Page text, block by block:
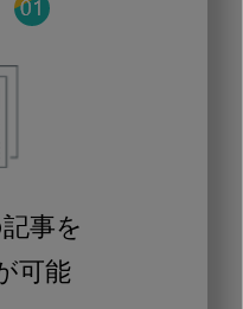
事を
可能